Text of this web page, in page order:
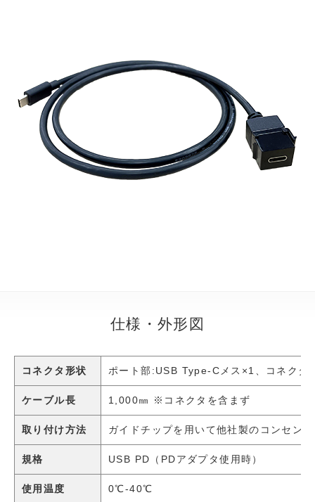
仕様・外形図
コネクタ形状 ポート部:USB Type-Cメス×1、コネク
ケーブル長 1,000㎜ ※コネクタを含まず
取り付け方法 ガイドチップを用いて他社製のコンセン
規格 USB PD（PDアダプタ使用時）
使用温度 0℃-40℃